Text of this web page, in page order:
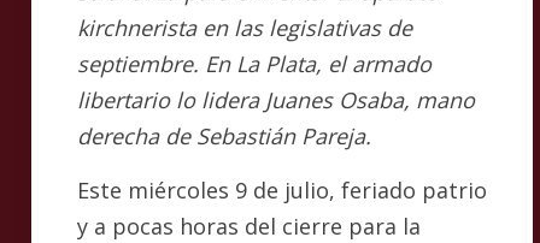
kirchnerista en las legislativas de
septiembre. En La Plata, el armado
libertario lo lidera Juanes Osaba, mano
derecha de Sebastián Pareja.
Este miércoles 9 de julio, feriado patrio
y a pocas horas del cierre para la